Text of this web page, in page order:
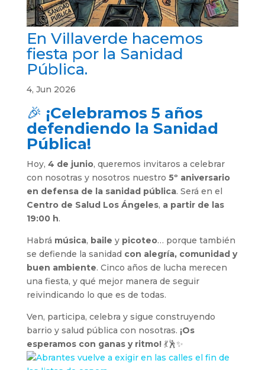
En Villaverde hacemos
fiesta por la Sanidad
Pública.
4, Jun 2026
🎉 ¡Celebramos 5 años
defendiendo la Sanidad
Pública!
Hoy, 4 de junio, queremos invitaros a celebrar
con nosotras y nosotros nuestro 5º aniversario
en defensa de la sanidad pública. Será en el
Centro de Salud Los Ángeles, a partir de las
19:00 h.
Habrá música, baile y picoteo… porque también
se defiende la sanidad con alegría, comunidad y
buen ambiente. Cinco años de lucha merecen
una fiesta, y qué mejor manera de seguir
reivindicando lo que es de todas.
Ven, participa, celebra y sigue construyendo
barrio y salud pública con nosotras. ¡Os
esperamos con ganas y ritmo!💃🕺✨